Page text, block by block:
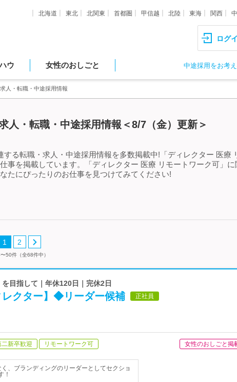
北海道 東北 北関東 首都圏 甲信越 北陸 東海 関西
ログ
ウ 女性のおしごと 中途採用をお考
人・転職・中途採用情報
人・転職・中途採用情報＜8/7（金）更新＞
る転職・求人・中途採用情報を多数掲載中!「ディレクター 医療
事を掲載しています。「ディレクター 医療 リモートワーク可」に
たにぴったりのお仕事を見つけてみてください!
1 2
50件（全68件中）
目指して｜年休120日｜完休2日
レクター】◆リーダー候補 正社員
二新卒歓迎 リモートワーク可 女性のおしごと掲
、ブランディングのリーダーとしてセクショ
！